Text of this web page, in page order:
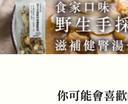
你可能會喜